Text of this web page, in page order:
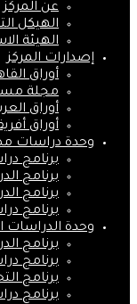
عن المركز
الهيكل
الهيئة
إصدارات المركز
أوراق
مجلة
أوراق
أوراق
وحدة دراسات
برنامج
برنامج
برنامج
برنامج
وحدة الدراسات
برنامج
برنامج
برنامج
برنامج